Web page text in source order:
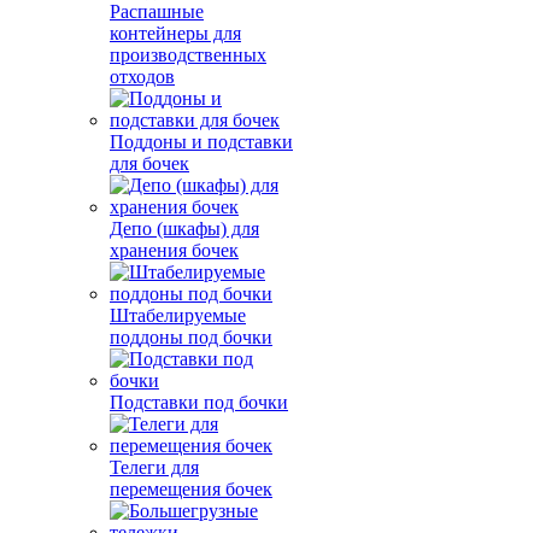
Распашные
контейнеры для
производственных
отходов
Поддоны и подставки
для бочек
Депо (шкафы) для
хранения бочек
Штабелируемые
поддоны под бочки
Подставки под бочки
Телеги для
перемещения бочек